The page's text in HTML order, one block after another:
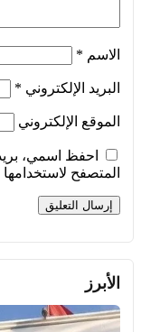
الاسم *
البريد الإلكتروني *
الموقع الإلكتروني
احفظ اسمي،
المتصفح
الأبرز